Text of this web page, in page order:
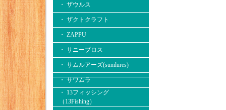
・ ザウルス
・ ザクトクラフト
・ ZAPPU
・ サニーブロス
・ サムルアーズ(sumlures)
・ サワムラ
・ 13フィッシング
（13Fishing）